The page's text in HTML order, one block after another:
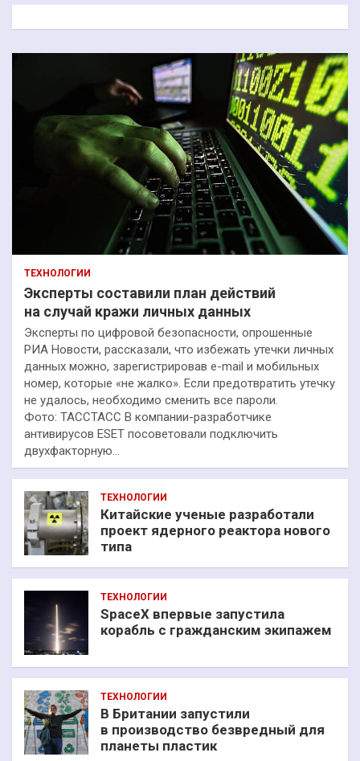
к
ТЕХНОЛОГИИ
Эксперты составили план действий
на случай кражи личных данных
Эксперты по цифровой безопасности, опрошенные
РИА Новости, рассказали, что избежать утечки личных
данных можно, зарегистрировав e-mail и мобильных
номер, которые «не жалко». Если предотвратить утечку
не удалось, необходимо сменить все пароли.
Фото: ТАССТАСС В компании-разработчике
антивирусов ESET посоветовали подключить
двухфакторную…
ТЕХНОЛОГИИ
Китайские ученые разработали
проект ядерного реактора нового
типа
ТЕХНОЛОГИИ
SpaceX впервые запустила
корабль с гражданским экипажем
ТЕХНОЛОГИИ
В Британии запустили
в производство безвредный для
планеты пластик